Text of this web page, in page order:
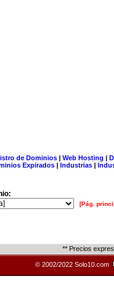
de Dominios| Web Hosting |
Expirados | Industrias |
[Pág.
** Precios
© 2002/2022 Solo10.com